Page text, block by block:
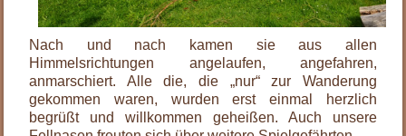
Nach und nach kamen sie aus allen
Himmelsrichtungen angelaufen, angefahren,
anmarschiert. Alle die, die „nur“ zur Wanderung
gekommen waren, wurden erst einmal herzlich
begrüßt und willkommen geheißen. Auch unsere